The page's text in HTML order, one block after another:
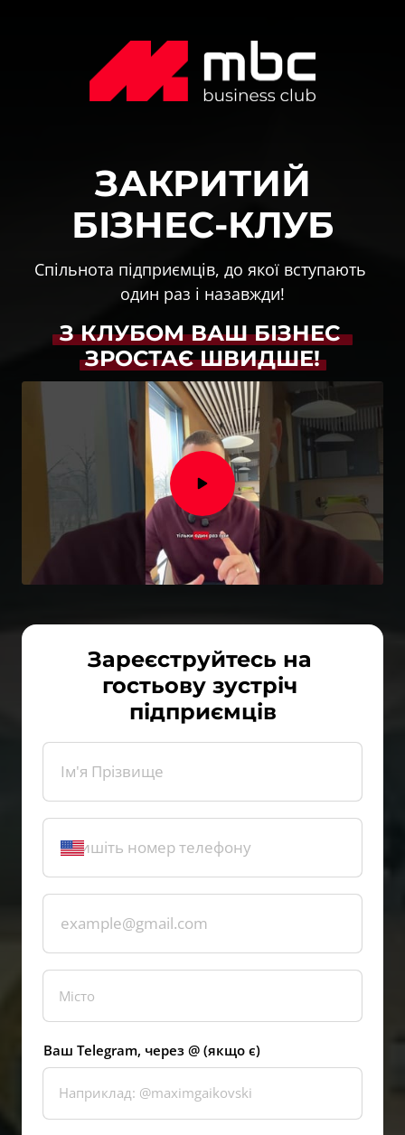
ЗАКРИТИЙ
БІЗНЕС-КЛУБ
Спільнота підприємців, до якої вступають
один раз і назавжди!
З КЛУБОМ ВАШ
БІЗНЕС
ЗРОСТАЄ ШВИДШЕ!
Зареєструйтесь на
гостьову зустріч
підприємців
Ваш Telegram, через @ (якщо є)